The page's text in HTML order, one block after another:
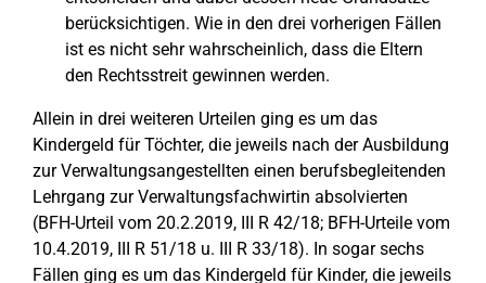
berücksichtigen. Wie in den drei vorherigen Fällen
ist es nicht sehr wahrscheinlich, dass die Eltern
den Rechtsstreit gewinnen werden.
Allein in drei weiteren Urteilen ging es um das
Kindergeld für Töchter, die jeweils nach der Ausbildung
zur Verwaltungsangestellten einen berufsbegleitenden
Lehrgang zur Verwaltungsfachwirtin absolvierten
(BFH-Urteil vom 20.2.2019, III R 42/18; BFH-Urteile vom
10.4.2019, III R 51/18 u. III R 33/18). In sogar sechs
Fällen ging es um das Kindergeld für Kinder, die jeweils